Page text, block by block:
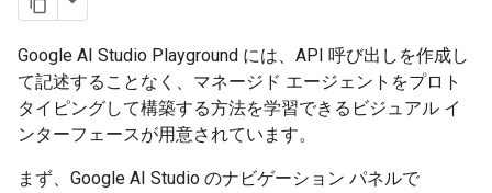
Google AI Studio Playground には、API 呼び出しを作成し
て記述することなく、マネージド エージェントをプロト
タイピングして構築する方法を学習できるビジュアル イ
ンターフェースが用意されています。
まず、Google AI Studio のナビゲーション パネルで